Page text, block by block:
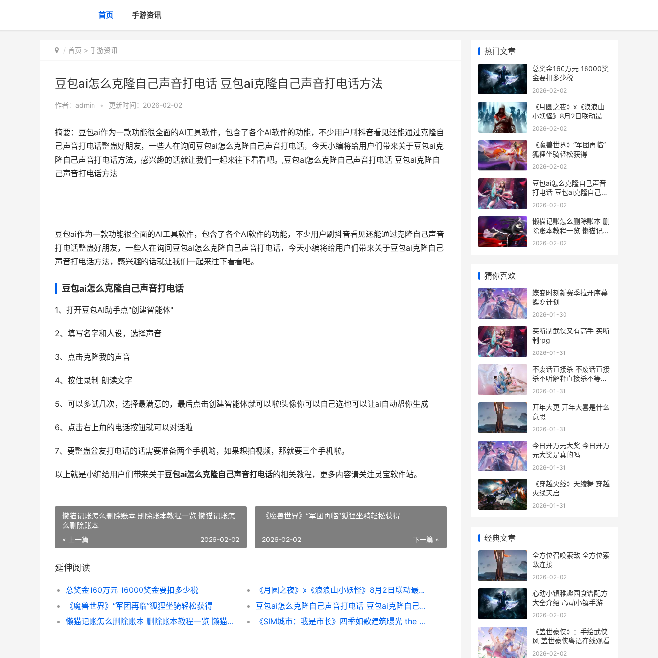
首页 手游资讯
首页 > 手游资讯
豆包ai怎么克隆自己声音打电话 豆包ai克隆自己声音打电话方法
作者： admin • 更新时间：2026-02-02
摘要：豆包ai作为一款功能很全面的AI工具软件，包含了各个AI软件的功能，不少用户刷抖音看见还能通过克隆自
己声音打电话整蛊好朋友，一些人在询问豆包ai怎么克隆自己声音打电话，今天小编将给用户们带来关于豆包ai克
隆自己声音打电话方法，感兴趣的话就让我们一起来往下看看吧。,豆包ai怎么克隆自己声音打电话 豆包ai克隆自
己声音打电话方法
豆包ai作为一款功能很全面的AI工具软件，包含了各个AI软件的功能，不少用户刷抖音看见还能通过克隆自己声音
打电话整蛊好朋友，一些人在询问豆包ai怎么克隆自己声音打电话，今天小编将给用户们带来关于豆包ai克隆自己
声音打电话方法，感兴趣的话就让我们一起来往下看看吧。
豆包ai怎么克隆自己声音打电话
1、打开豆包AI助手点"创建智能体"
2、填写名字和人设，选择声音
3、点击克隆我的声音
4、按住录制 朗读文字
5、可以多试几次，选择最满意的，最后点击创建智能体就可以啦!头像你可以自己选也可以让ai自动帮你生成
6、点击右上角的电话按钮就可以对话啦
7、要整蛊盆友打电话的话需要准备两个手机哟，如果想拍视频，那就要三个手机啦。
以上就是小编给用户们带来关于豆包ai怎么克隆自己声音打电话的相关教程，更多内容请关注灵宝软件站。
懒猫记账怎么删除账本 删除账本教程一览 懒猫记账怎
么删除账本
« 上一篇 2026-02-02
《魔兽世界》“军团再临”狐狸坐骑轻松获得
下一篇 »
2026-02-02
延伸阅读
总奖金160万元 16000奖金要扣多少税
《月圆之夜》x《浪浪山小妖怪》8月2日联动最初 《月圆之夜》免费观看
《魔兽世界》“军团再临”狐狸坐骑轻松获得
豆包ai怎么克隆自己声音打电话 豆包ai克隆自己声音打电话方法
懒猫记账怎么删除账本 删除账本教程一览 懒猫记账怎么删除账本
《SIM城市：我是市长》四季如歌建筑曝光 the sim city
热门文章
总奖金160万元 16000奖
金要扣多少税
2026-02-02
《月圆之夜》x《浪浪山
小妖怪》8月2日联动最初
《月圆之夜》免费观看
2026-02-02
《魔兽世界》“军团再临”
狐狸坐骑轻松获得
2026-02-02
豆包ai怎么克隆自己声音
打电话 豆包ai克隆自己声
音打电话方法
2026-02-02
懒猫记账怎么删除账本 删
除账本教程一览 懒猫记账
怎么删除账本
2026-02-02
猜你喜欢
蝶变时刻新赛季拉开序幕
蝶变计划
2026-01-30
买断制武侠又有高手 买断
制rpg
2026-01-31
不废话直接杀 不废话直接
杀不听解释直接杀不等说
话直接杀
2026-01-31
开年大更 开年大喜是什么
意思
2026-01-31
今日开万元大奖 今日开万
元大奖是真的吗
2026-01-31
《穿越火线》天绫舞 穿越
火线天启
2026-01-31
经典文章
全方位召唤索敌 全方位索
敌连接
2026-02-02
心动小镇稚趣园食谱配方
大全介绍 心动小镇手游
2026-02-02
《盖世豪侠》：手绘武侠
风 盖世豪侠粤语在线观看
2026-02-02